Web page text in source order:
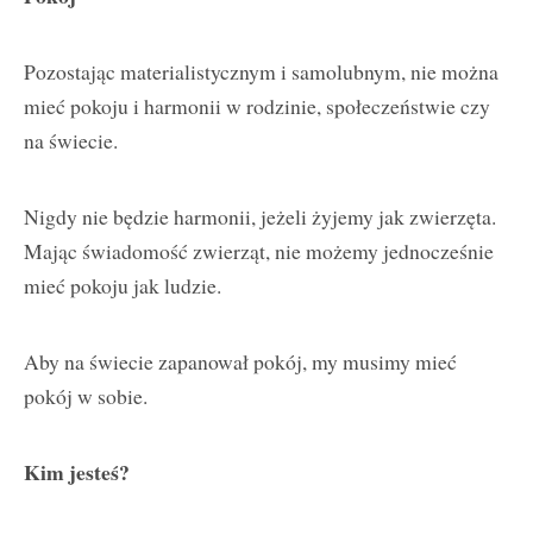
Pozostając materialistycznym i samolubnym, nie można
mieć pokoju i harmonii w rodzinie, społeczeństwie czy
na świecie.
Nigdy nie będzie harmonii, jeżeli żyjemy jak zwierzęta.
Mając świadomość zwierząt, nie możemy jednocześnie
mieć pokoju jak ludzie.
Aby na świecie zapanował pokój, my musimy mieć
pokój w sobie.
Kim jesteś?